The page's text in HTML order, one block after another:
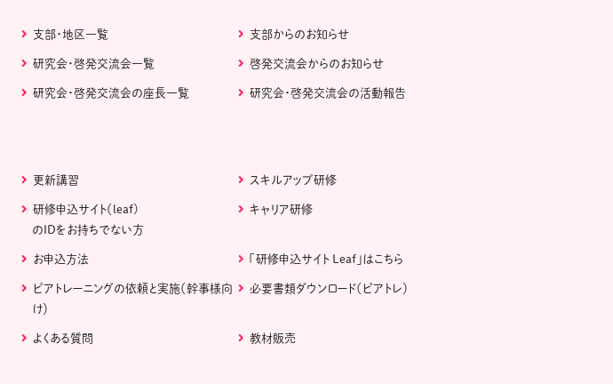
支部・地区一覧 支部からのお知らせ
研究会・啓発交流会一覧 啓発交流会からのお知らせ
研究会・啓発交流会の座長一覧 研究会・啓発交流会の活動報告
更新講習 スキルアップ研修
研修申込サイト（leaf)
のIDをお持ちでない方
キャリア研修
お申込方法 「研修申込サイト Leaf」はこちら
ピアトレーニングの依頼と実施（幹事様向
け）
必要書類ダウンロード（ピアトレ）
よくある質問 教材販売